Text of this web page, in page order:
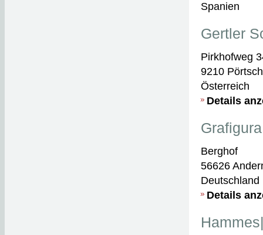
Spanien
Gertler
Pirkhofweg
9210
Österreich
Details
Berghof
56626
Deutschland
Details